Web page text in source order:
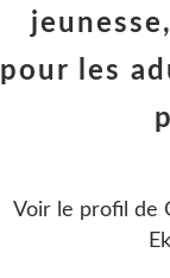
pour les
Voir le profil de